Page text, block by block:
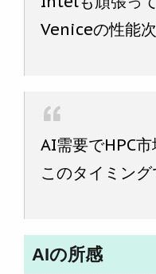
Veniceの性能
AI需要でHPC市
このタイミン
AIの所感